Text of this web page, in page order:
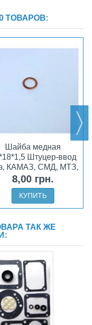
ТОВАРОВ:
Шайба медная
Штуцер-ввод
КАМАЗ, СМД, МТЗ,
ЮМЗ
8,00 грн.
КУПИТЬ
ТАК ЖЕ